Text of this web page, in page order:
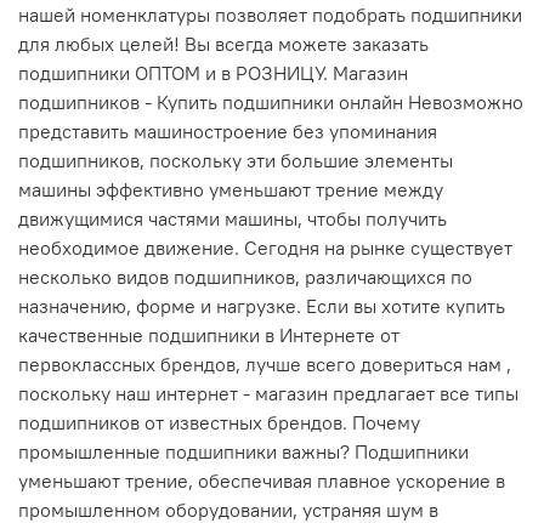
нашей номенклатуры позволяет подобрать подшипники
для любых целей! Вы всегда можете заказать
подшипники ОПТОМ и в РОЗНИЦУ. Магазин
подшипников - Купить подшипники онлайн Невозможно
представить машиностроение без упоминания
подшипников, поскольку эти большие элементы
машины эффективно уменьшают трение между
движущимися частями машины, чтобы получить
необходимое движение. Сегодня на рынке существует
несколько видов подшипников, различающихся по
назначению, форме и нагрузке. Если вы хотите купить
качественные подшипники в Интернете от
первоклассных брендов, лучше всего довериться нам ,
поскольку наш интернет - магазин предлагает все типы
подшипников от известных брендов. Почему
промышленные подшипники важны? Подшипники
уменьшают трение, обеспечивая плавное ускорение в
промышленном оборудовании, устраняя шум в